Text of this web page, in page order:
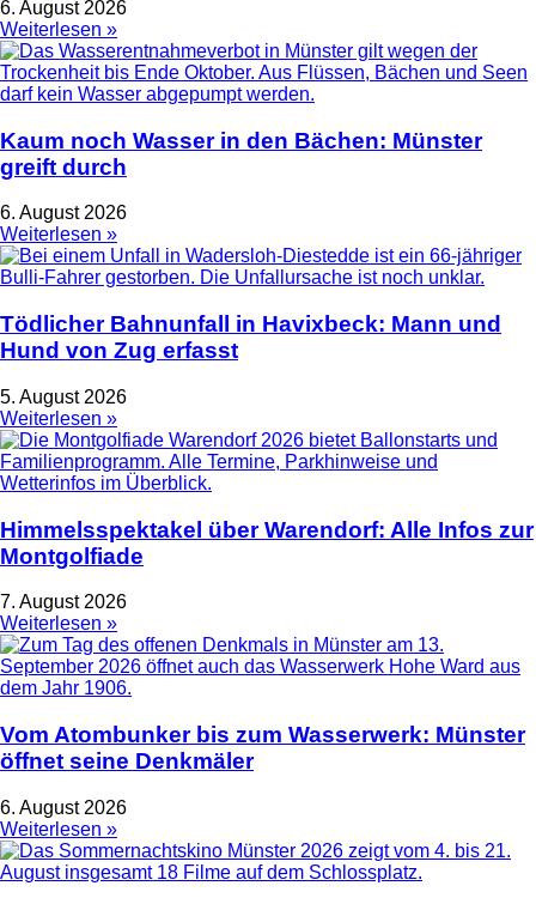
6. August 2026
Weiterlesen »
Kaum noch Wasser in den Bächen: Münster
greift durch
6. August 2026
Weiterlesen »
Tödlicher Bahnunfall in Havixbeck: Mann und
Hund von Zug erfasst
5. August 2026
Weiterlesen »
Himmelsspektakel über Warendorf: Alle Infos zur
Montgolfiade
7. August 2026
Weiterlesen »
Vom Atombunker bis zum Wasserwerk: Münster
öffnet seine Denkmäler
6. August 2026
Weiterlesen »